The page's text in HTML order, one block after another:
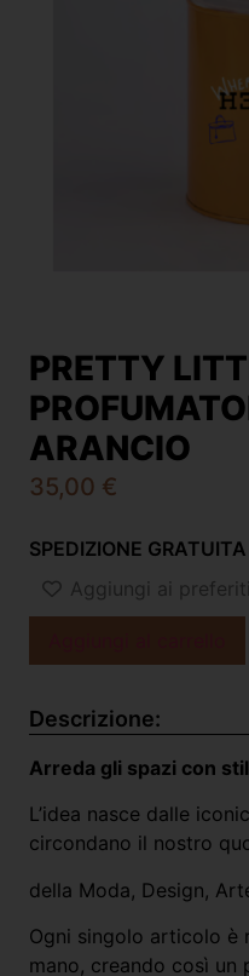
PRETTY
ARANCIO
35,00 €
SPEDIZIONE
Aggiungi ai preferiti
Descrizione:
Arreda gli spazi con
L’idea nasce dalle
circondano il nostro
della Moda, Design,
Ogni singolo articolo è
mano, creando così